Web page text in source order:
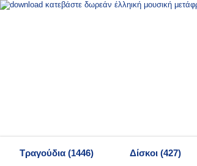
Τραγούδια (1446) Δίσκοι (427)